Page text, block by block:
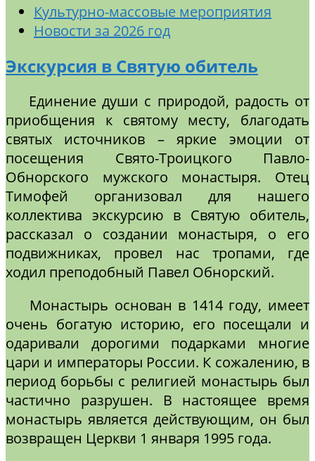
Культурно-массовые мероприятия
Новости за 2026 год
Экскурсия в Святую обитель
Единение души с природой, радость от
приобщения к святому месту, благодать
святых источников – яркие эмоции от
посещения Свято-Троицкого Павло-
Обнорского мужского монастыря. Отец
Тимофей организовал для нашего
коллектива экскурсию в Святую обитель,
рассказал о создании монастыря, о его
подвижниках, провел нас тропами, где
ходил преподобный Павел Обнорский.
Монастырь основан в 1414 году, имеет
очень богатую историю, его посещали и
одаривали дорогими подарками многие
цари и императоры России. К сожалению, в
период борьбы с религией монастырь был
частично разрушен. В настоящее время
монастырь является действующим, он был
возвращен Церкви 1 января 1995 года.